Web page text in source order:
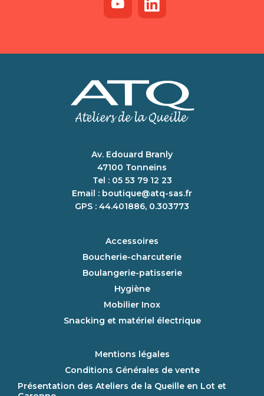
Av. Edouard Branly
47100 Tonneins
Tel : 05 53 79 12 23
Email : boutique@atq-sas.fr
GPS : 44.401886, 0.303773
Accessoires
Boucherie-charcuterie
Boulangerie-patisserie
Hygiène
Mobilier Inox
Snacking et matériel électrique
Mentions légales
Conditions Générales de vente
Présentation des Ateliers de la Queille en Lot et